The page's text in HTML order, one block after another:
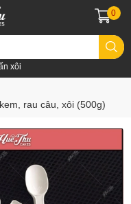
xôi
0
rau câu, xôi (500g)